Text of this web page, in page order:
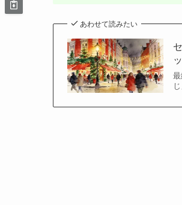
あわせて読みたい